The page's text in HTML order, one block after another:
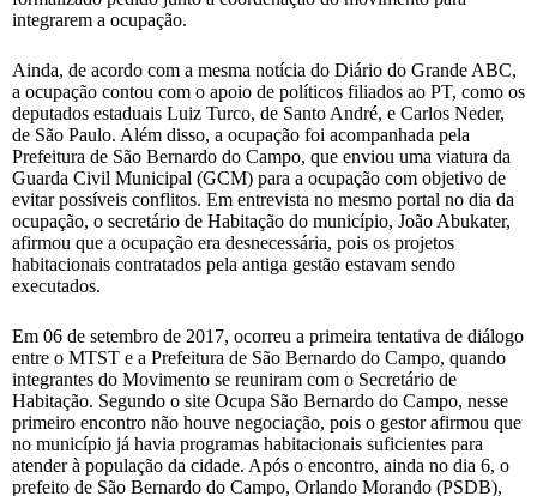
integrarem a ocupação.
Ainda, de acordo com a mesma notícia do Diário do Grande ABC,
a ocupação contou com o apoio de políticos filiados ao PT, como os
deputados estaduais Luiz Turco, de Santo André, e Carlos Neder,
de São Paulo. Além disso, a ocupação foi acompanhada pela
Prefeitura de São Bernardo do Campo, que enviou uma viatura da
Guarda Civil Municipal (GCM) para a ocupação com objetivo de
evitar possíveis conflitos. Em entrevista no mesmo portal no dia da
ocupação, o secretário de Habitação do município, João Abukater,
afirmou que a ocupação era desnecessária, pois os projetos
habitacionais contratados pela antiga gestão estavam sendo
executados.
Em 06 de setembro de 2017, ocorreu a primeira tentativa de diálogo
entre o MTST e a Prefeitura de São Bernardo do Campo, quando
integrantes do Movimento se reuniram com o Secretário de
Habitação. Segundo o site Ocupa São Bernardo do Campo, nesse
primeiro encontro não houve negociação, pois o gestor afirmou que
no município já havia programas habitacionais suficientes para
atender à população da cidade. Após o encontro, ainda no dia 6, o
prefeito de São Bernardo do Campo, Orlando Morando (PSDB),